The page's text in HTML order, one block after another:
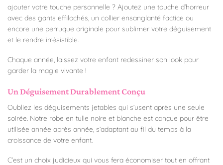
ajouter votre touche personnelle ? Ajoutez une touche d’horreur
avec des gants effilochés, un collier ensanglanté factice ou
encore une perruque originale pour sublimer votre déguisement
et le rendre irrésistible.
Chaque année, laissez votre enfant redessiner son look pour
garder la magie vivante !
Un Déguisement Durablement Conçu
Oubliez les déguisements jetables qui s’usent après une seule
soirée. Notre robe en tulle noire et blanche est conçue pour être
utilisée année après année, s’adaptant au fil du temps à la
croissance de votre enfant.
C’est un choix judicieux qui vous fera économiser tout en offrant